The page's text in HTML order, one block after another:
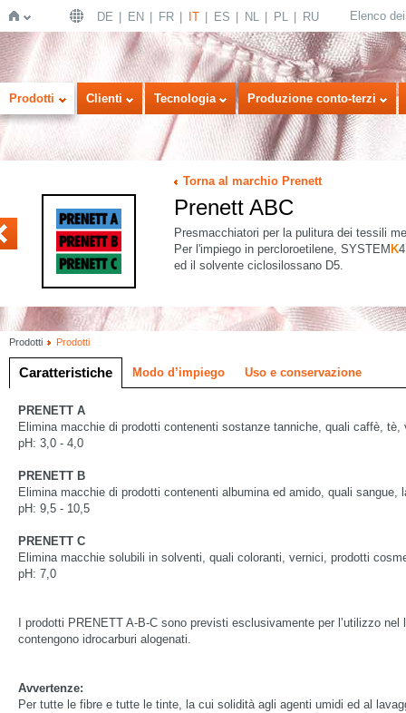
Home
DE EN FR IT ES NL PL RU Elenco
Prodotti Clienti Tecnologia Produzione conto-terzi
Torna al marchio Prenett
Prenett ABC
Presmacchiatori per la pulitura dei tessili
Per l'impiego in percloroetilene, SYSTEM K
ed il solvente ciclosilossano D5.
Prodotti Prodotti
Caratteristiche Modo d’impiego Uso e conservazione
PRENETT A
Elimina macchie di prodotti contenenti sostanze tanniche, quali caffè,
pH: 3,0 - 4,0
PRENETT B
Elimina macchie di prodotti contenenti albumina ed amido, quali
pH: 9,5 - 10,5
PRENETT C
Elimina macchie solubili in solventi, quali coloranti, vernici, prodotti
pH: 7,0
I prodotti PRENETT A-B-C sono previsti esclusivamente per l’utilizzo
contengono idrocarburi alogenati.
Avvertenze:
Per tutte le fibre e tutte le tinte, la cui solidità agli agenti umidi ed al